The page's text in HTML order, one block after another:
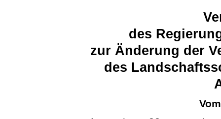
des
zur Änderung der
des